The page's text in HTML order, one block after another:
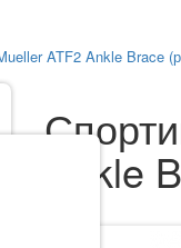
ATF2 Ankle Brace
Ankle